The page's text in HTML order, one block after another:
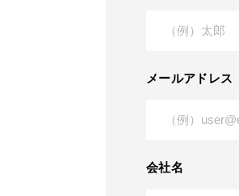
メールアドレス
会社名